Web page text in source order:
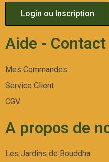
Login ou Inscription
Aide - Contact
Mes Commandes
Service Client
CGV
A propos de
Les Jardins de Bouddha